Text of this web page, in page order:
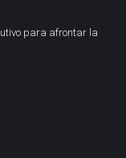
para afrontar la